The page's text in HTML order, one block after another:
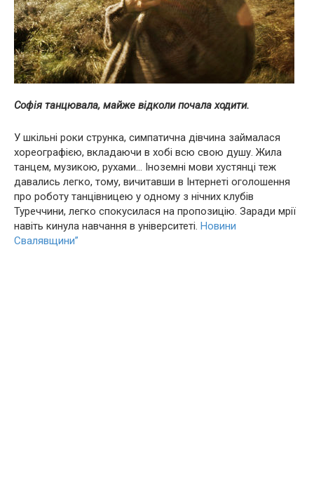
Софія танцювала, майже відколи почала ходити.
У шкільні роки струнка, симпатична дівчина займалася
хореографією, вкладаючи в хобі всю свою душу. Жила
танцем, музикою, рухами… Іноземні мови хустянці теж
давались легко, тому, вичитавши в Інтернеті оголошення
про роботу танцівницею у одному з нічних клубів
Туреччини, легко спокусилася на пропозицію. Заради мрії
навіть кинула навчання в університеті. Новини
Свалявщини”